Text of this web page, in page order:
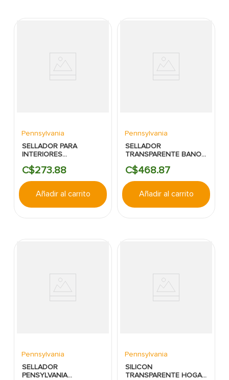
Pennsylvania
SELLADOR PARA
INTERIORES
280ML BLANCO
C$273.88
Añadir al carrito
Pennsylvania
SELLADOR
TRANSPARENTE BANOS
ANTI HONGOS
C$468.87
Añadir al carrito
Pennsylvania
SELLADOR
PENSYLVANIA
Pennsylvania
SILICON
TRANSPARENTE HOGAR